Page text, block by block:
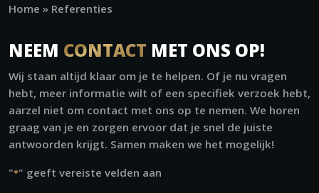
Home » Referenties
NEEM CONTACT MET ONS OP!
Wij staan altijd klaar om je te helpen. Of je nu vragen
hebt, meer informatie wilt of een specifiek verzoek hebt,
aarzel niet om contact met ons op te nemen. We horen
graag van je en zorgen ervoor dat je snel de juiste
antwoorden krijgt. Samen maken we het mogelijk!
"*" geeft vereiste velden aan